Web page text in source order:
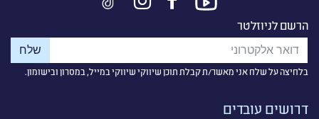
הרשם לניוזלטר
בלחיצה על שלח אני מאשר/ת קבלת תוכן שיווקי שיווקי במייל, במסרון ובישומון.
דרושים עובדים